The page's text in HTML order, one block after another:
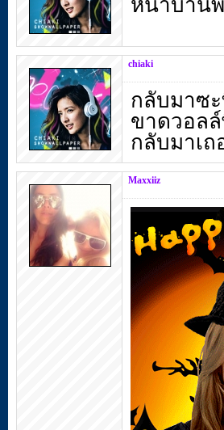
หน้าบ้านพี่
chiaki
กลับมาซ
ขาดวอล
กลับมาเ
Maxxiiz